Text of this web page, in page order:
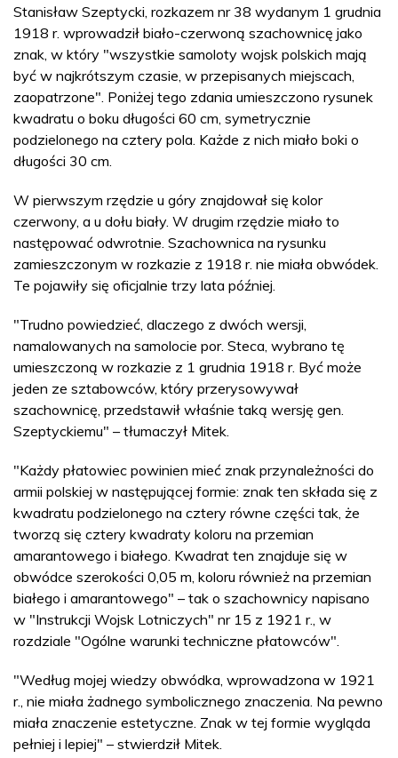
Stanisław Szeptycki, rozkazem nr 38 wydanym 1 grudnia
1918 r. wprowadził biało-czerwoną szachownicę jako
znak, w który "wszystkie samoloty wojsk polskich mają
być w najkrótszym czasie, w przepisanych miejscach,
zaopatrzone". Poniżej tego zdania umieszczono rysunek
kwadratu o boku długości 60 cm, symetrycznie
podzielonego na cztery pola. Każde z nich miało boki o
długości 30 cm.
W pierwszym rzędzie u góry znajdował się kolor
czerwony, a u dołu biały. W drugim rzędzie miało to
następować odwrotnie. Szachownica na rysunku
zamieszczonym w rozkazie z 1918 r. nie miała obwódek.
Te pojawiły się oficjalnie trzy lata później.
"Trudno powiedzieć, dlaczego z dwóch wersji,
namalowanych na samolocie por. Steca, wybrano tę
umieszczoną w rozkazie z 1 grudnia 1918 r. Być może
jeden ze sztabowców, który przerysowywał
szachownicę, przedstawił właśnie taką wersję gen.
Szeptyckiemu" – tłumaczył Mitek.
"Każdy płatowiec powinien mieć znak przynależności do
armii polskiej w następującej formie: znak ten składa się z
kwadratu podzielonego na cztery równe części tak, że
tworzą się cztery kwadraty koloru na przemian
amarantowego i białego. Kwadrat ten znajduje się w
obwódce szerokości 0,05 m, koloru również na przemian
białego i amarantowego" – tak o szachownicy napisano
w "Instrukcji Wojsk Lotniczych" nr 15 z 1921 r., w
rozdziale "Ogólne warunki techniczne płatowców".
"Według mojej wiedzy obwódka, wprowadzona w 1921
r., nie miała żadnego symbolicznego znaczenia. Na pewno
miała znaczenie estetyczne. Znak w tej formie wygląda
pełniej i lepiej" – stwierdził Mitek.